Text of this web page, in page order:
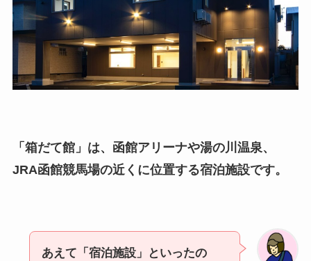
「箱だて館」は、函館アリーナや湯の川温泉、
JRA函館競馬場の近くに位置する宿泊施設です。
あえて「宿泊施設」といったの